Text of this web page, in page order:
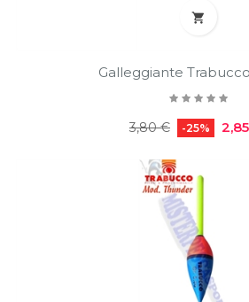

Galleggiante
Prezzo
3,80 € -25%